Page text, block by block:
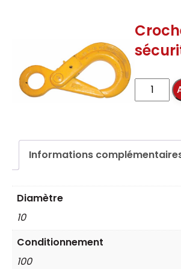
quantité
de
à
Informations
Diamètre
10
Conditionnement
100